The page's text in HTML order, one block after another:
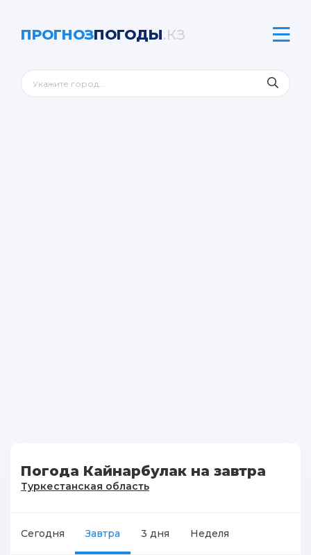
ПРОГНОЗПОГОДЫ.КЗ
Погода Кайнарбулак на завтра
Туркестанская область
Сегодня Завтра 3 дня Неделя